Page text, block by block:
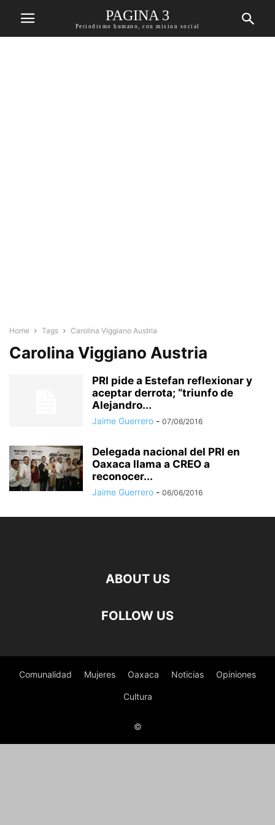
PAGINA 3
Periodismo humano, con mision social
Home Tags Carolina Viggiano Austria
Carolina Viggiano Austria
PRI pide a Estefan reflexionar y
aceptar derrota; “triunfo de
Alejandro...
Jaime Guerrero - 07/06/2016
Delegada nacional del PRI en
Oaxaca llama a CREO a
reconocer...
Jaime Guerrero - 06/06/2016
ABOUT US
FOLLOW US
Comunalidad Mujeres Oaxaca Noticias Opiniones
Cultura
©